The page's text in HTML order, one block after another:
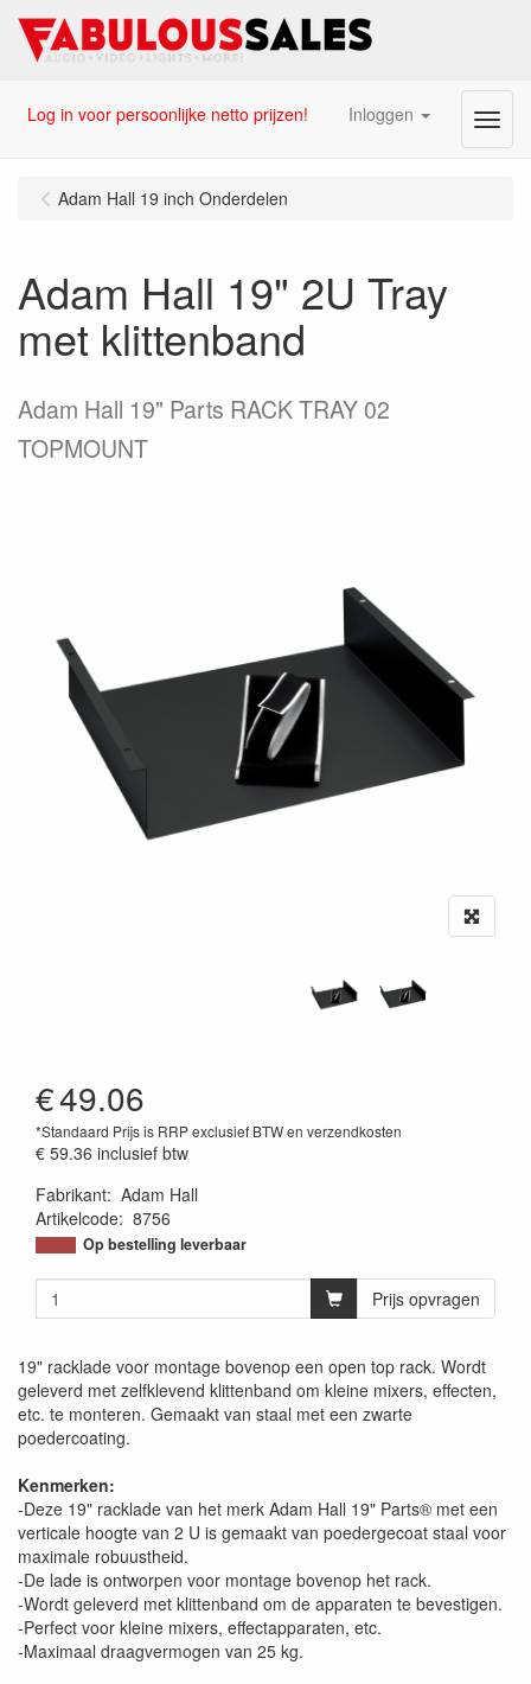
Log in voor persoonlijke netto prijzen! Inloggen Menu
Adam Hall 19 inch Onderdelen
Adam Hall 19" 2U Tray
met klittenband
Adam Hall 19" Parts RACK TRAY 02
TOPMOUNT
€49.06
*Standaard Prijs is RRP exclusief BTW en verzendkosten
€ 59.36 inclusief btw
Fabrikant: Adam Hall
Artikelcode: 8756
Op bestelling leverbaar
Prijs opvragen
19" racklade voor montage bovenop een open top rack. Wordt
geleverd met zelfklevend klittenband om kleine mixers, effecten,
etc. te monteren. Gemaakt van staal met een zwarte
poedercoating.
Kenmerken:
-Deze 19" racklade van het merk Adam Hall 19" Parts® met een
verticale hoogte van 2 U is gemaakt van poedergecoat staal voor
maximale robuustheid.
-De lade is ontworpen voor montage bovenop het rack.
-Wordt geleverd met klittenband om de apparaten te bevestigen.
-Perfect voor kleine mixers, effectapparaten, etc.
-Maximaal draagvermogen van 25 kg.